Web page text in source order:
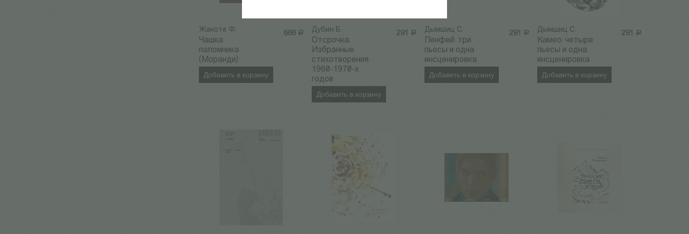
666 Р
Жакоте Ф.
Чашка
паломника
(Моранди)
Добавить в корзину
291 Р
Дубин Б.
Отсрочка.
Избранные
стихотворения
1960-1970-х
годов
Добавить в корзину
291 Р
Дымшиц С.
Пенфей: три
пьесы и одна
инсценировка
Добавить в корзину
291 Р
Дымшиц С.
Камео: четыре
пьесы и одна
инсценировка
Добавить в корзину